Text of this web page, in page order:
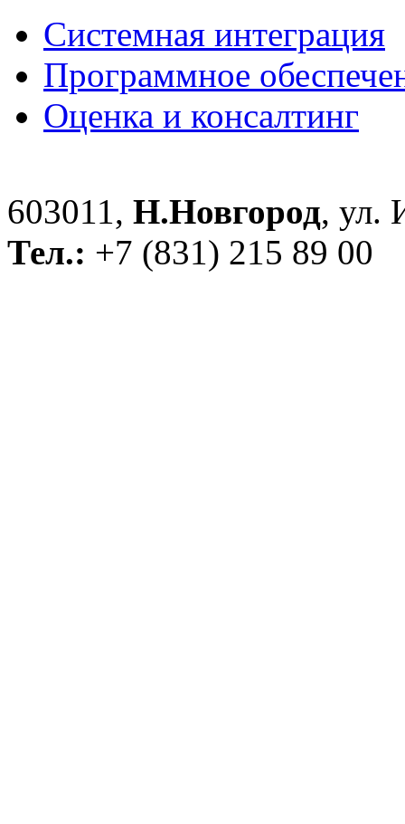
Системная интеграция
Программное
Оценка и консалтинг
603011, Н.Новгород, ул.
Тел.: +7 (831) 215 89 00